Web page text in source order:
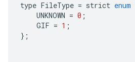
type FileType = strict enum
UNKNOWN = 0 ;
GIF = 1 ;
};